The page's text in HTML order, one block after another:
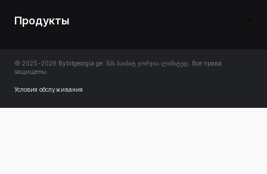
Продукты
© 2025-2026 Bybitgeorgia.ge. შპს ბაიბიტ ჯორჯია ლიმიტედ. Все права
защищены.
Условия обслуживания